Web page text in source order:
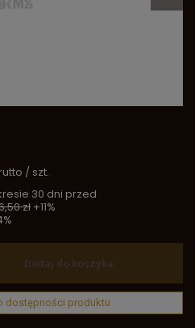
/ szt.
30 dni przed
zł +11%
Dodaj do koszyka
dostępności produktu